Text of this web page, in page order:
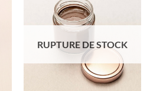
RUPTURE DE STOCK